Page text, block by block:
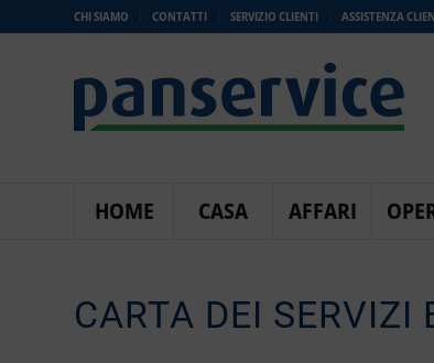
CHI SIAMO CONTATTI SERVIZIO CLIENTI ASSISTENZA
HOME CASA AFFARI
CARTA DEI SERVIZI